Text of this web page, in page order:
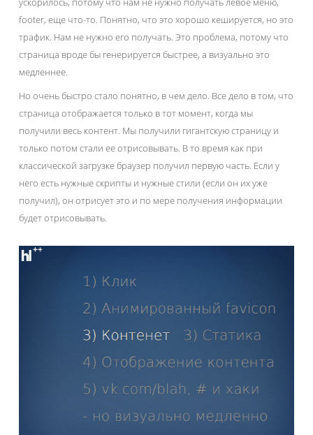
footer, еще что-то. Понятно, что это хорошо кешируется, но это
трафик. Нам не нужно его получать. Это проблема, потому что
страница вроде бы генерируется быстрее, а визуально это
медленнее.
Но очень быстро стало понятно, в чем дело. Все дело в том, что
страница отображается только в тот момент, когда мы
получили весь контент. Мы получили гигантскую страницу и
только потом стали ее отрисовывать. В то время как при
классической загрузке браузер получил первую часть. Если у
него есть нужные скрипты и нужные стили (если он их уже
получил), он отрисует это и по мере получения информации
будет отрисовывать.